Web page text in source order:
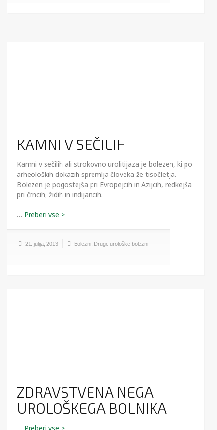
KAMNI V SEČILIH
Kamni v sečilih ali strokovno urolitijaza je bolezen, ki po
arheoloških dokazih spremlja človeka že tisočletja.
Bolezen je pogostejša pri Evropejcih in Azijcih, redkejša
pri črncih, židih in indijancih.
…
21. julija, 2013 Bolezni Druge urološke bolezni
ZDRAVSTVENA NEGA
UROLOŠKEGA BOLNIKA
…